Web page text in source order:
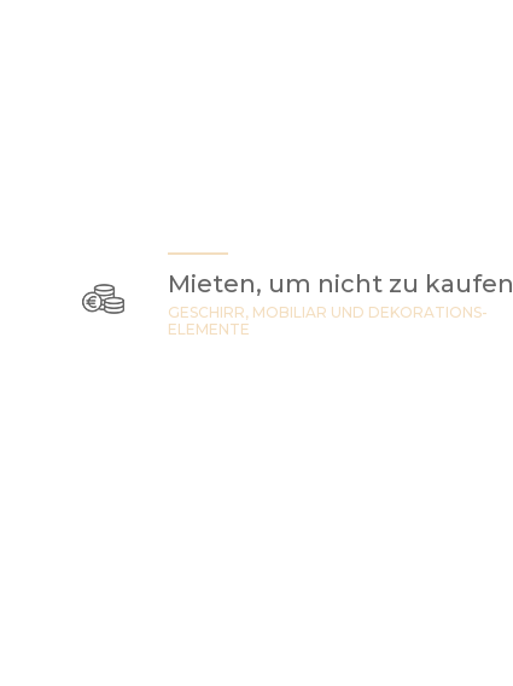
Mieten, um nicht zu kaufen
GESCHIRR, MOBILIAR UND DEKORATIONS-
ELEMENTE